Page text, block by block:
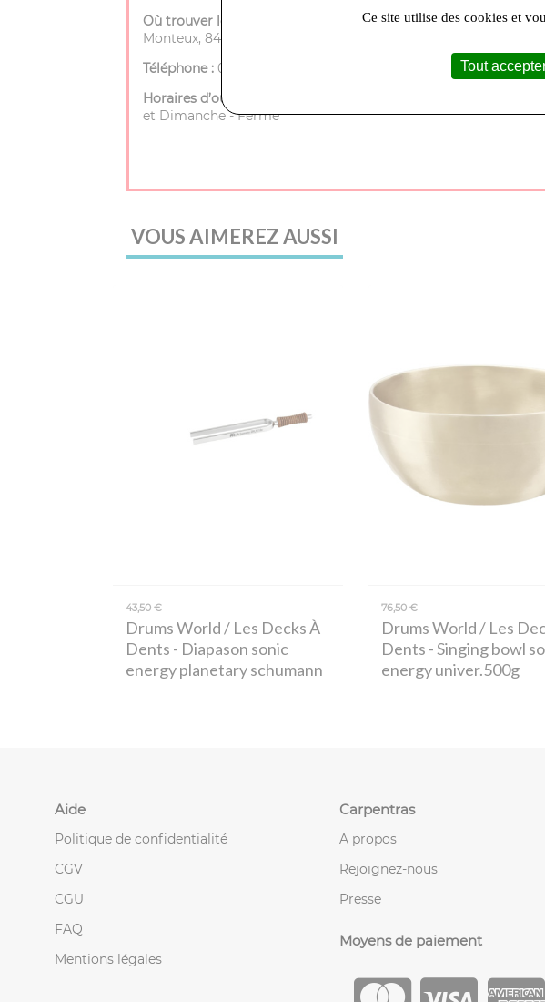
Où trouver le magasin :
72 rue porte de
Monteux, 84200 Carpentras
Téléphone : 04 90 40 25 35
Horaires d’ouverture :
et Dimanche - Fermé
VOUS AIMEREZ AUSSI
43,50 €
Drums World / Les Decks À
Dents - Diapason sonic
energy planetary schumann
76,50 €
Drums World / Les
Dents - Singing bowl
energy univer.500g
Aide
Politique de confidentialité
CGV
CGU
FAQ
Mentions légales
Carpentras
A propos
Rejoignez-nous
Presse
Moyens de paiement
Ce site utilise des cookies et
Tout